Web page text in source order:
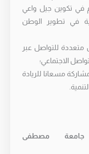
في تكوين جيل واعي
في تطوير الوطن
متعددة للتواصل عبر
الاجتماعي؛
مسعانا للريادة
جامعة مصطفى